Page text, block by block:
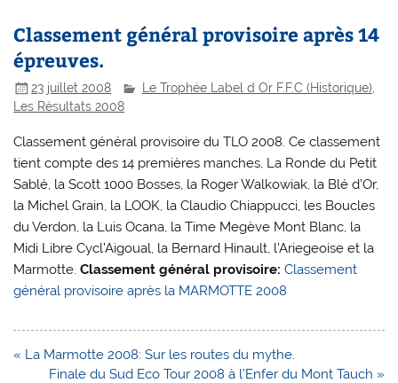
Classement général provisoire après 14
épreuves.
23 juillet 2008 Le Trophée Label d Or F.F.C (Historique)
Les Résultats 2008
Classement général provisoire du TLO 2008. Ce classement
tient compte des 14 premières manches, La Ronde du Petit
Sablé, la Scott 1000 Bosses, la Roger Walkowiak, la Blé d’Or,
la Michel Grain, la LOOK, la Claudio Chiappucci, les Boucles
du Verdon, la Luis Ocana, la Time Megève Mont Blanc, la
Midi Libre Cycl’Aigoual, la Bernard Hinault, l’Ariegeoise et la
Marmotte.Classement général provisoire: Classement
général provisoire après la MARMOTTE 2008
Navigation
« La Marmotte 2008: Sur les routes du mythe.
Finale du Sud Eco Tour 2008 à l’Enfer du Mont Tauch »